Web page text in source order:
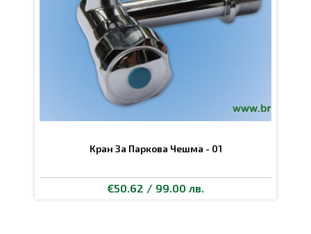
Кран За Паркова Чешма - 01
€50.62 / 99.00 лв.